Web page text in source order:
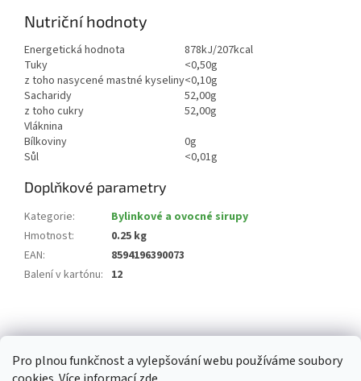
Pro plnou funkčnost a vylepšování webu používáme soubory
Nutriční hodnoty
Energetická hodnota
878kJ/207kcal
Tuky
<0,50g
z toho nasycené mastné kyseliny<0,10g
Sacharidy
52,00g
z toho cukry
52,00g
Vláknina
Bílkoviny
0g
Sůl
<0,01g
Doplňkové parametry
Kategorie:
Bylinkové a ovocné sirupy
Hmotnost:
0.25 kg
EAN:
8594196390073
Balení v kartónu: 12
á